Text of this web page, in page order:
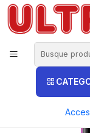
Inicio Fotografía y
Barra Luz Tubo Led